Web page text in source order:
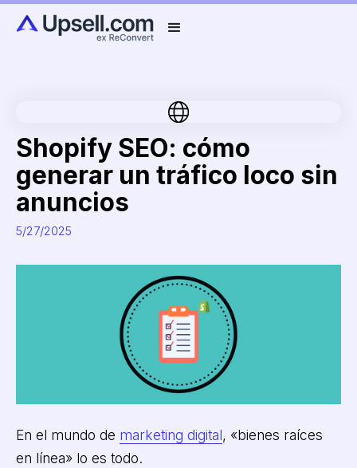
Shopify SEO: cómo
generar un tráfico loco sin
anuncios
5/27/2025
En el mundo de marketing digital, «bienes raíces
en línea» lo es todo.